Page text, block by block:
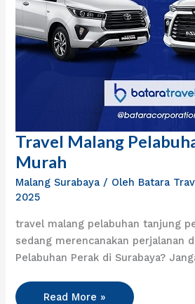
Travel Malang
Murah
Malang Surabaya / Oleh Batara
2025
travel malang pelabuhan tanjung
sedang merencanakan perjalanan
Pelabuhan Perak di Surabaya?
Travel
Malang
Perak
Read More »